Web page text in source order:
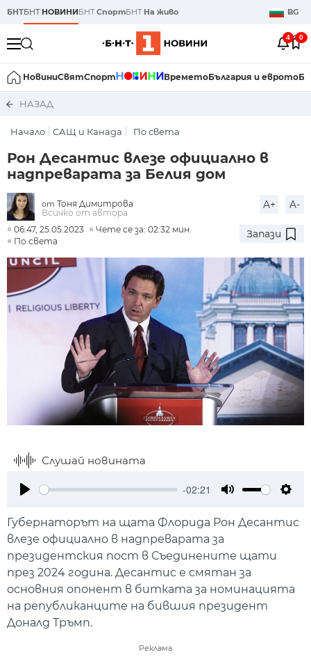
БНТБНТ НОВИНИБНТСпортБНТ На живо BG
4 0
НовиниСвятСпорт ВреметоБългария и еврото
НАЗАД
Начало САЩ и Канада По света
Рон Десантис влезе официално в
надпреварата за Белия дом
от Тоня Димитрова
Всичко от автора
A+ A-
06:47, 25.05.2023
Чете се за: 02:32 мин.
По света
Запази
Слушай новината
-02:21
Губернаторът на щата Флорида Рон Десантис
влезе официално в надпреварата за
президентския пост в Съединените щати
през 2024 година. Десантис е смятан за
основния опонент в битката за номинацията
на републиканците на бившия президент
Доналд Тръмп.
Реклама